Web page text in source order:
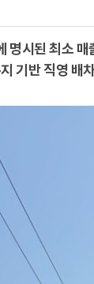
명시된 최소
기반 직영 배